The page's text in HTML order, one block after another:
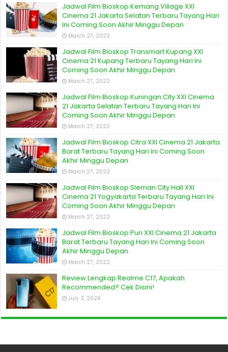
Jadwal Film Bioskop Kemang Village XXI
Cinema 21 Jakarta Selatan Terbaru Tayang Hari
Ini Coming Soon Akhir Minggu Depan
March 27, 2022
Jadwal Film Bioskop Transmart Kupang XXI
Cinema 21 Kupang Terbaru Tayang Hari Ini
Coming Soon Akhir Minggu Depan
March 27, 2022
Jadwal Film Bioskop Kuningan City XXI Cinema
21 Jakarta Selatan Terbaru Tayang Hari Ini
Coming Soon Akhir Minggu Depan
March 27, 2022
Jadwal Film Bioskop Citra XXI Cinema 21 Jakarta
Barat Terbaru Tayang Hari Ini Coming Soon
Akhir Minggu Depan
March 27, 2022
Jadwal Film Bioskop Sleman City Hall XXI
Cinema 21 Yogyakarta Terbaru Tayang Hari Ini
Coming Soon Akhir Minggu Depan
March 27, 2022
Jadwal Film Bioskop Puri XXI Cinema 21 Jakarta
Barat Terbaru Tayang Hari Ini Coming Soon
Akhir Minggu Depan
March 27, 2022
Review Lengkap Realme C17, Apakah
Recommended? Cek Disini!
July 3, 2026